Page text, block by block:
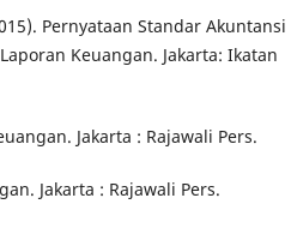
Pernyataan Standar Akuntansi
Keuangan. Jakarta: Ikatan
Jakarta : Rajawali Pers.
Jakarta : Rajawali Pers.